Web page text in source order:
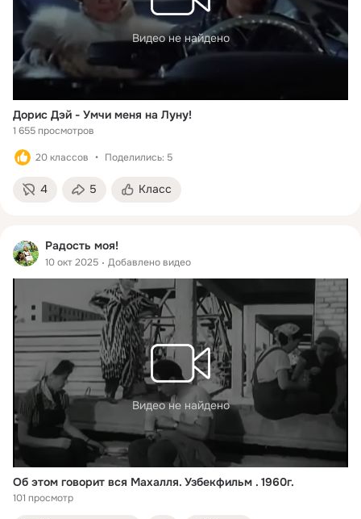
Видео не найдено
Дорис Дэй - Умчи меня на Луну!
1 655 просмотров
20 классов Поделились: 5
4 5 Класс
Радость моя!
10 окт 2025 Добавлено видео
Видео не найдено
Об этом говорит вся Махалля. Узбекфильм . 1960г.
101 просмотр